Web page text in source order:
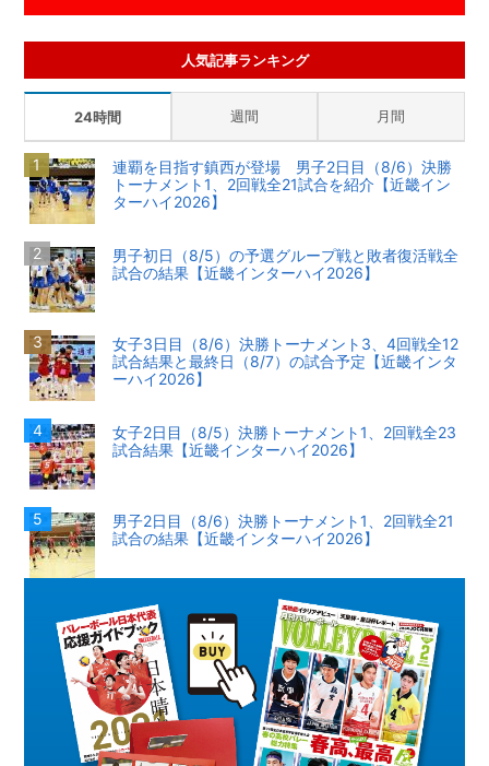
人気記事ランキング
24時間 週間 月間
連覇を目指す鎮西が登場 男子2日目（8/6）決勝
トーナメント1、2回戦全21試合を紹介【近畿イン
ターハイ2026】
男子初日（8/5）の予選グループ戦と敗者復活戦全
試合の結果【近畿インターハイ2026】
女子3日目（8/6）決勝トーナメント3、4回戦全12
試合結果と最終日（8/7）の試合予定【近畿インタ
ーハイ2026】
女子2日目（8/5）決勝トーナメント1、2回戦全23
試合結果【近畿インターハイ2026】
男子2日目（8/6）決勝トーナメント1、2回戦全21
試合の結果【近畿インターハイ2026】